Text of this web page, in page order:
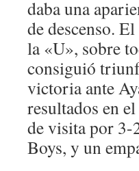
daba una
de descenso.
la «U», sobre
consiguió
victoria ante
resultados en
de visita por 3-
Boys, y un